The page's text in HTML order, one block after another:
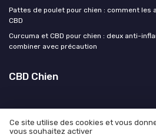
Pattes de poulet pour chien : comment les
CBD
Curcuma et CBD pour chien : deux anti-
combiner avec précaution
CBD Chien
Mentions légales
Ce site utilise des cookies et vous
vous souhaitez activer